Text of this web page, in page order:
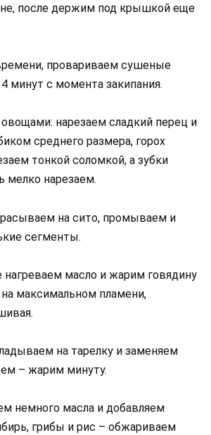
после держим под крышкой еще
провариваем сушеные
минут с момента закипания.
нарезаем сладкий перец и
среднего размера, горох
тонкой соломкой, а зубки
мелко нарезаем.
на сито, промываем и
сегменты.
масло и жарим говядину
максимальном пламени,
на тарелку и заменяем
– жарим минуту.
немного масла и добавляем
грибы и рис – обжариваем